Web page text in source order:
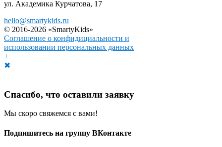
ул. Академика Курчатова, 17
hello@smartykids.ru
© 2016-2026 «SmartyKids»
Соглашение о конфидициальности и
использовании персональных данных
+
✖
Спасибо, что оставили заявку
Мы скоро свяжемся с вами!
Подпишитесь на группу ВКонтакте